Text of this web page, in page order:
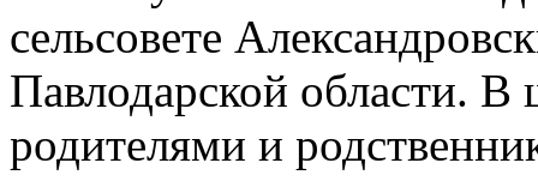
сельсовете
Павлодарской области. В
родителями и